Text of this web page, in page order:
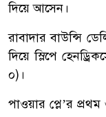
দিয়ে আসেন।
রাবাদার বাউন্সি
দিয়ে স্লিপে
০)।
পাওয়ার প্লে’র